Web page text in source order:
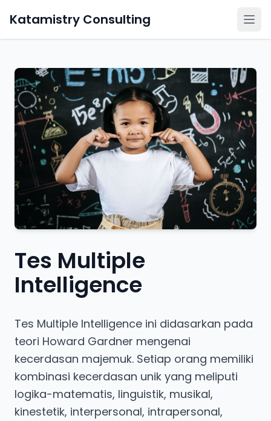
Katamistry Consulting
Tes Multiple
Intelligence
Tes Multiple Intelligence ini didasarkan pada
teori Howard Gardner mengenai
kecerdasan majemuk. Setiap orang memiliki
kombinasi kecerdasan unik yang meliputi
logika-matematis, linguistik, musikal,
kinestetik, interpersonal, intrapersonal,